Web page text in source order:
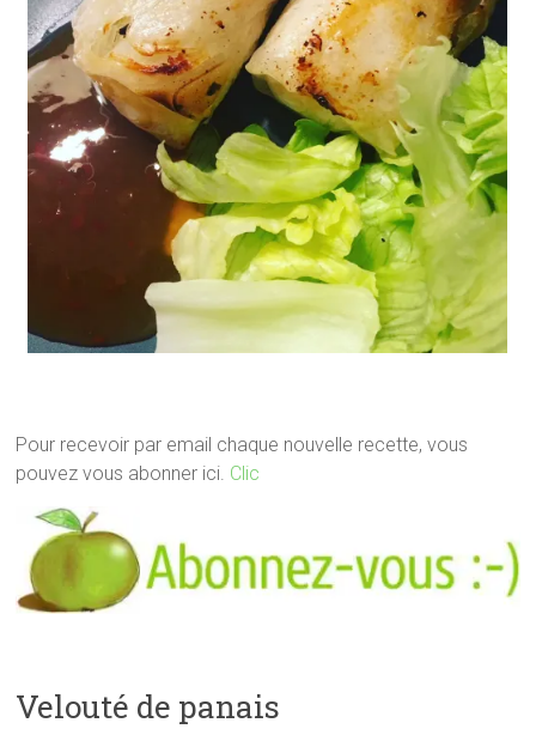
Pour recevoir par email chaque nouvelle recette, vous
pouvez vous abonner ici. Clic
Velouté de panais